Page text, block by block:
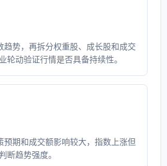
趋势，再拆分权重股、成长股和成交
轮动验证行情是否具备持续性。
预期和成交额影响较大，指数上涨但
断趋势强度。